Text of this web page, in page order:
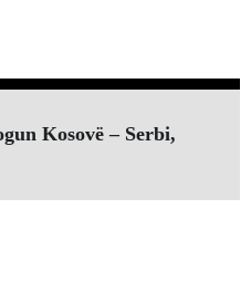
Kosovë – Serbi,